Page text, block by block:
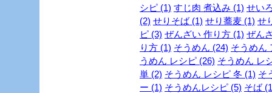
シピ (1) すじ肉 煮込み (1) せい
(2) せりそば (1) せり蕎麦 (1) せ
ピ (3) ぜんざい 作り方 (1) ぜん
り方 (1) そうめん (24) そうめん
うめん レシピ (26) そうめん レ
単 (2) そうめん レシピ 冬 (1) そ
ー (1) そうめんレシピ (5) そば